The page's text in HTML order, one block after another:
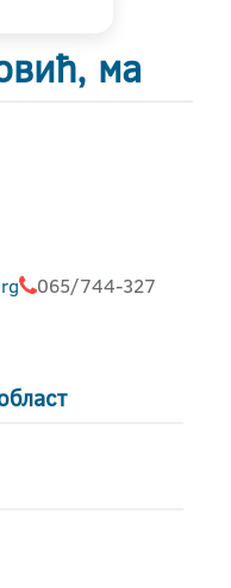
ма
065/744-327